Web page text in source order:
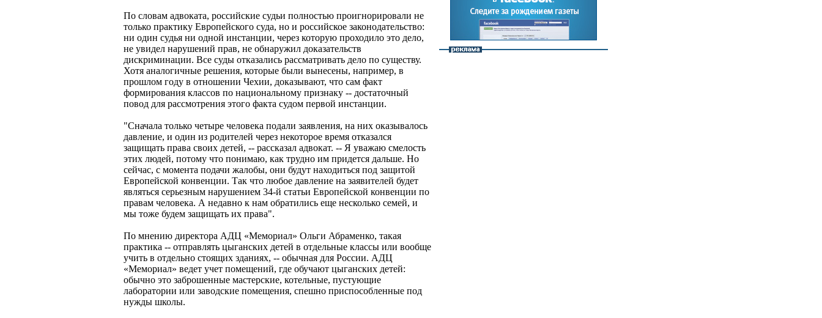
По словам адвоката, российские судьи полностью проигнорировали не
только практику Европейского суда, но и российское законодательство:
ни один судья ни одной инстанции, через которую проходило это дело,
не увидел нарушений прав, не обнаружил доказательств
дискриминации. Все суды отказались рассматривать дело по существу.
Хотя аналогичные решения, которые были вынесены, например, в
прошлом году в отношении Чехии, доказывают, что сам факт
формирования классов по национальному признаку -- достаточный
повод для рассмотрения этого факта судом первой инстанции.
"Сначала только четыре человека подали заявления, на них оказывалось
давление, и один из родителей через некоторое время отказался
защищать права своих детей, -- рассказал адвокат. -- Я уважаю смелость
этих людей, потому что понимаю, как трудно им придется дальше. Но
сейчас, с момента подачи жалобы, они будут находиться под защитой
Европейской конвенции. Так что любое давление на заявителей будет
являться серьезным нарушением 34-й статьи Европейской конвенции по
правам человека. А недавно к нам обратились еще несколько семей, и
мы тоже будем защищать их права".
По мнению директора АДЦ «Мемориал» Ольги Абраменко, такая
практика -- отправлять цыганских детей в отдельные классы или вообще
учить в отдельно стоящих зданиях, -- обычная для России. АДЦ
«Мемориал» ведет учет помещений, где обучают цыганских детей:
обычно это заброшенные мастерские, котельные, пустующие
лаборатории или заводские помещения, спешно приспособленные под
нужды школы.